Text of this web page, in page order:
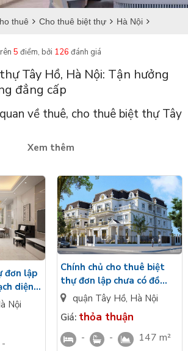
thuê Cho thuê biệt thự Hà Nội
Hồ
5 điểm, bởi 126 đánh giá
Tây Hồ, Hà Nội: Tận hưởng
đẳng cấp
về thuê, cho thuê biệt thự Tây
trong những quận phát triển nhanh nhất
thành phố. Với vị trí đắc địa, quận Tây
đầu cho những ai muốn tìm kiếm không
mát và tiện nghi cao cấp.Cho thuê
là xu hướng phổ biến, đáp ứng nhu cầu
vợ chồng trẻ và người nước ngoài.
Xem thêm
đơn lập
diện
nội
tốt
Nội
-
Chính chủ cho thuê biệt
thự đơn lập chưa có đồ
hướng chính Bắc Kita
Capital, diện tích: 147m2
quận Tây Hồ, Hà Nội
Giá: thỏa thuận
- - 147 m²